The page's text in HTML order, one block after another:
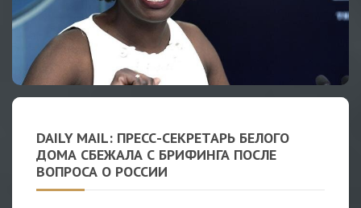
DAILY MAIL: ПРЕСС-СЕКРЕТАРЬ БЕЛОГО
ДОМА СБЕЖАЛА С БРИФИНГА ПОСЛЕ
ВОПРОСА О РОССИИ